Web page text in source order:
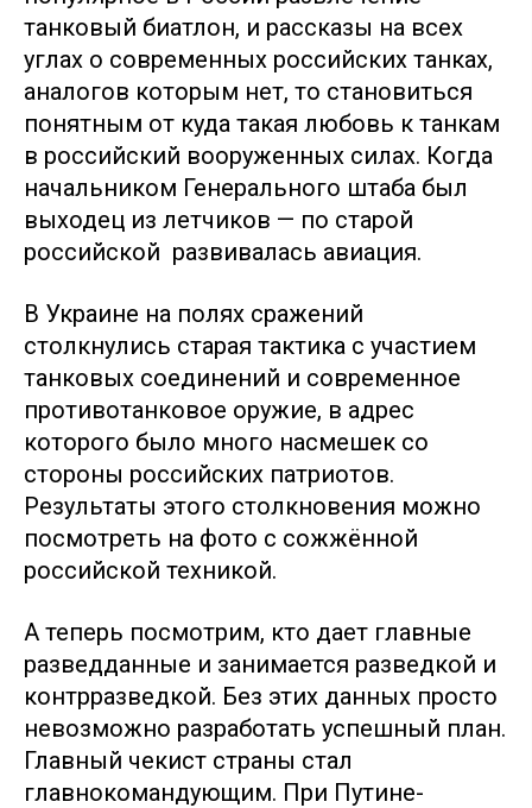
танковый биатлон, и рассказы на всех
углах о современных российских танках,
аналогов которым нет, то становиться
понятным от куда такая любовь к танкам
в российский вооруженных силах. Когда
начальником Генерального штаба был
выходец из летчиков — по старой
российской развивалась авиация.
В Украине на полях сражений
столкнулись старая тактика с участием
танковых соединений и современное
противотанковое оружие, в адрес
которого было много насмешек со
стороны российских патриотов.
Результаты этого столкновения можно
посмотреть на фото с сожжённой
российской техникой.
А теперь посмотрим, кто дает главные
разведданные и занимается разведкой и
контрразведкой. Без этих данных просто
невозможно разработать успешный план.
Главный чекист страны стал
главнокомандующим. При Путине-